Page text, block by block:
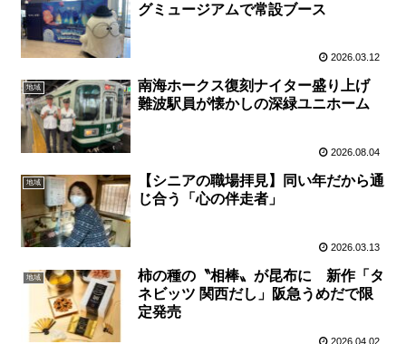
グミュージアムで常設ブース
2026.03.12
地域
南海ホークス復刻ナイター盛り上げ
難波駅員が懐かしの深緑ユニホーム
2026.08.04
地域
【シニアの職場拝見】同い年だから通
じ合う「心の伴走者」
2026.03.13
地域
柿の種の〝相棒〟が昆布に 新作「タ
ネビッツ 関西だし」阪急うめだで限
定発売
2026.04.02